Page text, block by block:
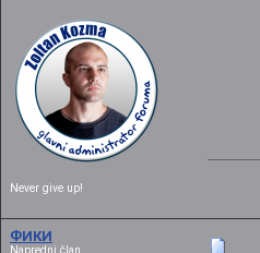
Never give up!
ФИКИ
Napredni član